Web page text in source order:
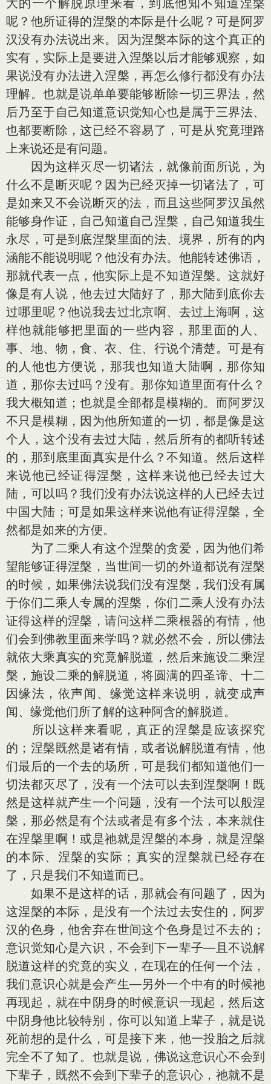
大的一个解脱原理来看，到底他知不知道涅槃
呢？他所证得的涅槃的本际是什么呢？可是阿罗
汉没有办法说出来。因为涅槃本际的这个真正的
实有，实际上是要进入涅槃以后才能够观察，如
果说没有办法进入涅槃，再怎么修行都没有办法
理解。也就是说单单要能够断除一切三界法，然
后乃至于自己知道意识觉知心也是属于三界法、
也都要断除，这已经不容易了，可是从究竟理路
上来说还是有问题。
因为这样灭尽一切诸法，就像前面所说，为
什么不是断灭呢？因为已经灭掉一切诸法了，可
是如来又不会说断灭的法，而且这些阿罗汉虽然
能够身作证，自己知道自己涅槃，自己知道我生
永尽，可是到底涅槃里面的法、境界，所有的内
涵能不能说明呢？他没有办法。他能转述佛语，
那就代表一点，他实际上是不知道涅槃。这就好
像是有人说，他去过大陆好了，那大陆到底你去
过哪里呢？他说我去过北京啊、去过上海啊，这
样他就能够把里面的一些内容，那里面的人、
事、地、物，食、衣、住、行说个清楚。可是有
的人他也方便说，那我也知道大陆啊，那你知
道，那你去过吗？没有。那你知道里面有什么？
我大概知道；也就是全部都是模糊的。而阿罗汉
不只是模糊，因为他所知道的一切，都是像是这
个人，这个没有去过大陆，然后所有的都听转述
的，那到底里面真实是什么？不知道。然后这样
来说他已经证得涅槃，这样来说他已经去过大
陆，可以吗？我们没有办法说这样的人已经去过
中国大陆；可是如果这样来说他有证得涅槃，全
然都是如来的方便。
为了二乘人有这个涅槃的贪爱，因为他们希
望能够证得涅槃，当世间一切的外道都说有涅槃
的时候，如果佛法说我们没有涅槃，我们没有属
于你们二乘人专属的涅槃，你们二乘人没有办法
证得这样的涅槃，请问这样二乘根器的有情，他
们会到佛教里面来学吗？就必然不会，所以佛法
就依大乘真实的究竟解脱道，然后来施设二乘涅
槃，施设二乘的解脱道，将圆满的四圣谛、十二
因缘法，依声闻、缘觉这样来说明，就变成声
闻、缘觉他们所了解的这种阿含的解脱道。
所以这样来看呢，真正的涅槃是应该探究
的；涅槃既然是诸有情，或者说解脱道有情，他
们最后的一个去的场所，可是我们都知道他们一
切法都灭尽了，没有一个法可以去到涅槃啊！既
然是这样就产生一个问题，没有一个法可以般涅
槃，那必然是有个法或者是有多个法，本来就住
在涅槃里啊！或是祂就是涅槃的本身，就是涅槃
的本际、涅槃的实际；真实的涅槃就已经存在
了，只是我们不知道而已。
如果不是这样的话，那就会有问题了，因为
这涅槃的本际，是没有一个法过去安住的，阿罗
汉的色身，他舍弃在世间这个色身是过不去的；
意识觉知心是六识，不会到下一辈子—且不说解
脱道这样的究竟的实义，在现在的任何一个法，
我们意识心就是会产生—另外一个中有的时候祂
再现起，就在中阴身的时候意识一现起，然后这
中阴身他比较特别，你可以知道上辈子，就是说
死前想的是什么，可是接下来，他一投胎之后就
完全不了知了。也就是说，佛说这意识心不会到
下辈子，既然不会到下辈子的意识心，祂就不是